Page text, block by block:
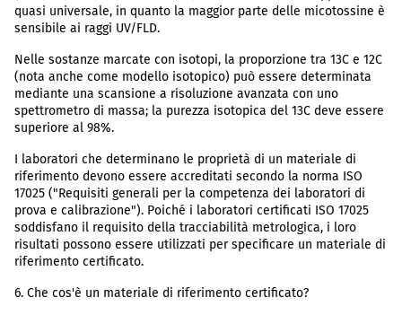
quasi universale, in quanto la maggior parte delle micotossine è
sensibile ai raggi UV/FLD.
Nelle sostanze marcate con isotopi, la proporzione tra 13C e 12C
(nota anche come modello isotopico) può essere determinata
mediante una scansione a risoluzione avanzata con uno
spettrometro di massa; la purezza isotopica del 13C deve essere
superiore al 98%.
I laboratori che determinano le proprietà di un materiale di
riferimento devono essere accreditati secondo la norma ISO
17025 ("Requisiti generali per la competenza dei laboratori di
prova e calibrazione"). Poiché i laboratori certificati ISO 17025
soddisfano il requisito della tracciabilità metrologica, i loro
risultati possono essere utilizzati per specificare un materiale di
riferimento certificato.
6. Che cos'è un materiale di riferimento certificato?